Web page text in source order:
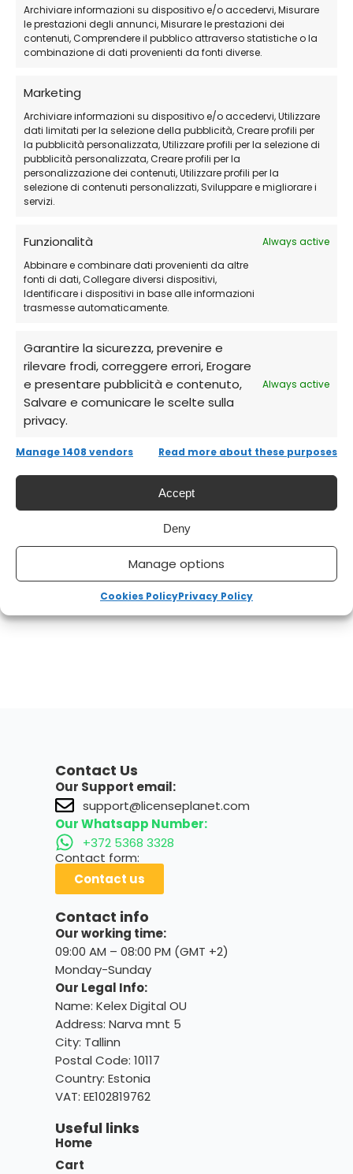
Archiviare informazioni su dispositivo e/o accedervi, Misurare
le prestazioni degli annunci, Misurare le prestazioni dei
contenuti, Comprendere il pubblico attraverso statistiche o la
combinazione di dati provenienti da fonti diverse.
Marketing
Archiviare informazioni su dispositivo e/o accedervi, Utilizzare
dati limitati per la selezione della pubblicità, Creare profili per
la pubblicità personalizzata, Utilizzare profili per la selezione di
pubblicità personalizzata, Creare profili per la
personalizzazione dei contenuti, Utilizzare profili per la
selezione di contenuti personalizzati, Sviluppare e migliorare i
servizi.
Funzionalità
Always active
Abbinare e combinare dati provenienti da altre
fonti di dati, Collegare diversi dispositivi,
Identificare i dispositivi in base alle informazioni
trasmesse automaticamente.
Garantire la sicurezza, prevenire e
rilevare frodi, correggere errori, Erogare
e presentare pubblicità e contenuto,
Salvare e comunicare le scelte sulla
privacy.
Always active
Manage 1408 vendors Read more about these purposes
Accept
Deny
Manage options
Cookies PolicyPrivacy Policy
Da22,90€a
Contact Us
Our Support email:
support@licenseplanet.com
Our Whatsapp Number:
+372 5368 3328
Contact form:
Contact us
Contact info
Our working time:
09:00 AM – 08:00 PM (GMT +2)
Monday-Sunday
Our Legal Info:
Name: Kelex Digital OU
Address: Narva mnt 5
City: Tallinn
Postal Code: 10117
Country: Estonia
VAT: EE102819762
Useful links
Home
Cart